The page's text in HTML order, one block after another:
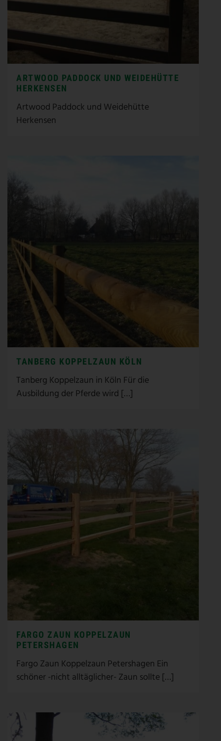
ARTWOOD PADDOCK UND WEIDEHÜTTE
HERKENSEN
Artwood Paddock und Weidehütte
Herkensen
TANBERG KOPPELZAUN KÖLN
Tanberg Koppelzaun in Köln Für die
Ausbildung der Pferde wird […]
FARGO ZAUN KOPPELZAUN
PETERSHAGEN
Fargo Zaun Koppelzaun Petershagen Ein
schöner -nicht alltäglicher- Zaun sollte […]